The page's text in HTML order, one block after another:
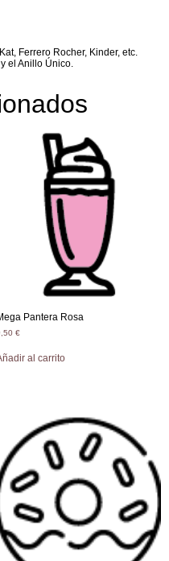
Ferrero Rocher, Kinder, etc.
el Anillo Único.
Pantera Rosa
€
al carrito